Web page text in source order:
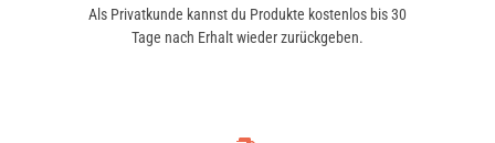
Als Privatkunde kannst du Produkte kostenlos bis 30
Tage nach Erhalt wieder zurückgeben.